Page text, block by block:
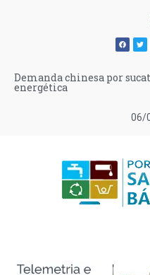
06/
Demanda chinesa por
energética